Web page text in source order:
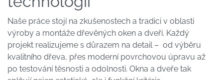
Naše práce stojí na zkušenostech a tradici v oblasti
výroby a montáže dřevěných oken a dveří. Každý
projekt realizujeme s důrazem na detail – od výběru
kvalitního dřeva, přes moderní povrchovou úpravu až
po testování těsnosti a odolnosti. Okna a dveře tak